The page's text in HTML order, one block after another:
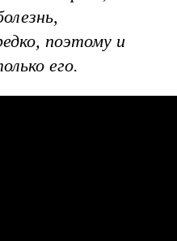
поэтому и
его.